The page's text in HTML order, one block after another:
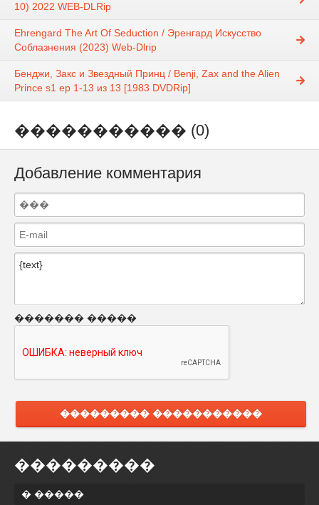
10) 2022 WEB-DLRip
Ehrengard The Art Of Seduction / Эренгард Искусство
Соблазнения (2023) Web-Dlrip
Бенджи, Закс и Звездный Принц / Benji, Zax and the Alien
Prince s1 ep 1-13 из 13 [1983 DVDRip]
����������� (0)
Добавление комментария
������� �����
��������� �����������
���������
� �����